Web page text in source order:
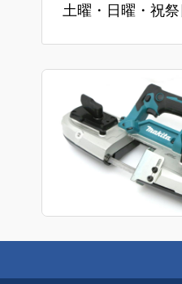
土曜・日曜・祝